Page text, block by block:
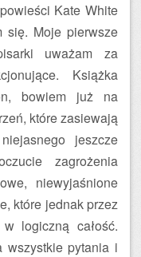
Kate White
się. Moje pierwsze
uważam za
Książka
bowiem już na
które zasiewają
jeszcze
zagrożenia
niewyjaśnione
które jednak przez
logiczną całość.
wszystkie pytania i